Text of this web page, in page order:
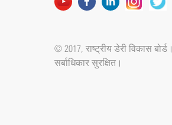
© 2017, राष्ट्रीय डेरी विकास बोर्ड।
सर्बाधिकार सुरक्षित।